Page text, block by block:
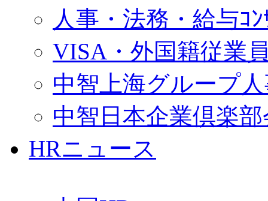
人事・法務・給与ｺﾝ
VISA・外国籍従業
中智上海グループ
中智日本企業倶楽
HRニュース